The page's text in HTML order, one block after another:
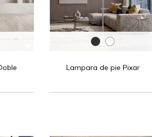
Lampara de pie Pixar